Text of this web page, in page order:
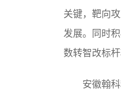
关键，靶向
发展。同时
数转智改标
安徽翰科精